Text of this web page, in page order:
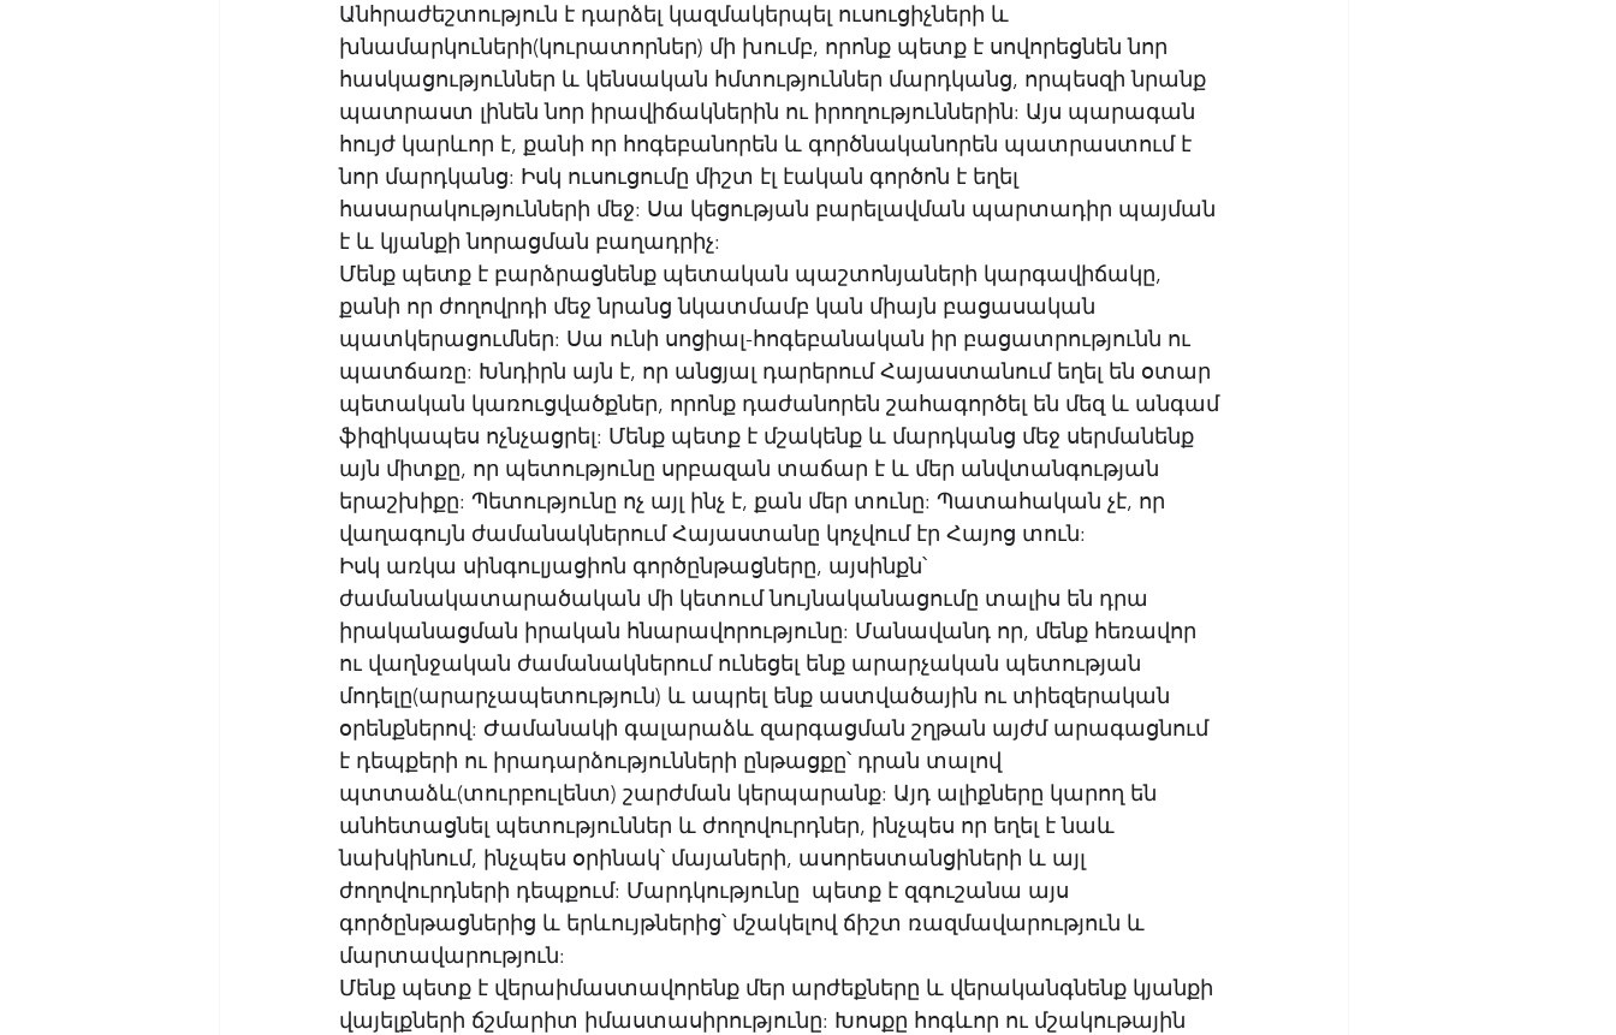
Անհրաժեշտություն է դարձել կազմակերպել ուսուցիչների և
խնամարկուների(կուրատորներ) մի խումբ, որոնք պետք է սովորեցնեն նոր
հասկացություններ և կենսական հմտություններ մարդկանց, որպեսզի նրանք
պատրաստ լինեն նոր իրավիճակներին ու իրողություններին: Այս պարագան
հույժ կարևոր է, քանի որ հոգեբանորեն և գործնականորեն պատրաստում է
նոր մարդկանց: Իսկ ուսուցումը միշտ էլ էական գործոն է եղել
հասարակությունների մեջ: Սա կեցության բարելավման պարտադիր պայման
է և կյանքի նորացման բաղադրիչ:
Մենք պետք է բարձրացնենք պետական պաշտոնյաների կարգավիճակը,
քանի որ ժողովրդի մեջ նրանց նկատմամբ կան միայն բացասական
պատկերացումներ: Սա ունի սոցիալ-հոգեբանական իր բացատրությունն ու
պատճառը: Խնդիրն այն է, որ անցյալ դարերում Հայաստանում եղել են օտար
պետական կառուցվածքներ, որոնք դաժանորեն շահագործել են մեզ և անգամ
ֆիզիկապես ոչնչացրել: Մենք պետք է մշակենք և մարդկանց մեջ սերմանենք
այն միտքը, որ պետությունը սրբազան տաճար է և մեր անվտանգության
երաշխիքը: Պետությունը ոչ այլ ինչ է, քան մեր տունը: Պատահական չէ, որ
վաղագույն ժամանակներում Հայաստանը կոչվում էր Հայոց տուն:
Իսկ առկա սինգուլյացիոն գործընթացները, այսինքն՝
ժամանակատարածական մի կետում նույնականացումը տալիս են դրա
իրականացման իրական հնարավորությունը: Մանավանդ որ, մենք հեռավոր
ու վաղնջական ժամանակներում ունեցել ենք արարչական պետության
մոդելը(արարչապետություն) և ապրել ենք աստվածային ու տիեզերական
օրենքներով: Ժամանակի գալարաձև զարգացման շղթան այժմ արագացնում
է դեպքերի ու իրադարձությունների ընթացքը՝ դրան տալով
պտտաձև(տուրբուլենտ) շարժման կերպարանք: Այդ ալիքները կարող են
անհետացնել պետություններ և ժողովուրդներ, ինչպես որ եղել է նաև
նախկինում, ինչպես օրինակ՝ մայաների, ասորեստանցիների և այլ
ժողովուրդների դեպքում: Մարդկությունը  պետք է զգուշանա այս
գործընթացներից և երևույթներից՝ մշակելով ճիշտ ռազմավարություն և
մարտավարություն:
Մենք պետք է վերաիմաստավորենք մեր արժեքները և վերականգնենք կյանքի
վայելքների ճշմարիտ իմաստասիրությունը: Խոսքը հոգևոր ու մշակութային